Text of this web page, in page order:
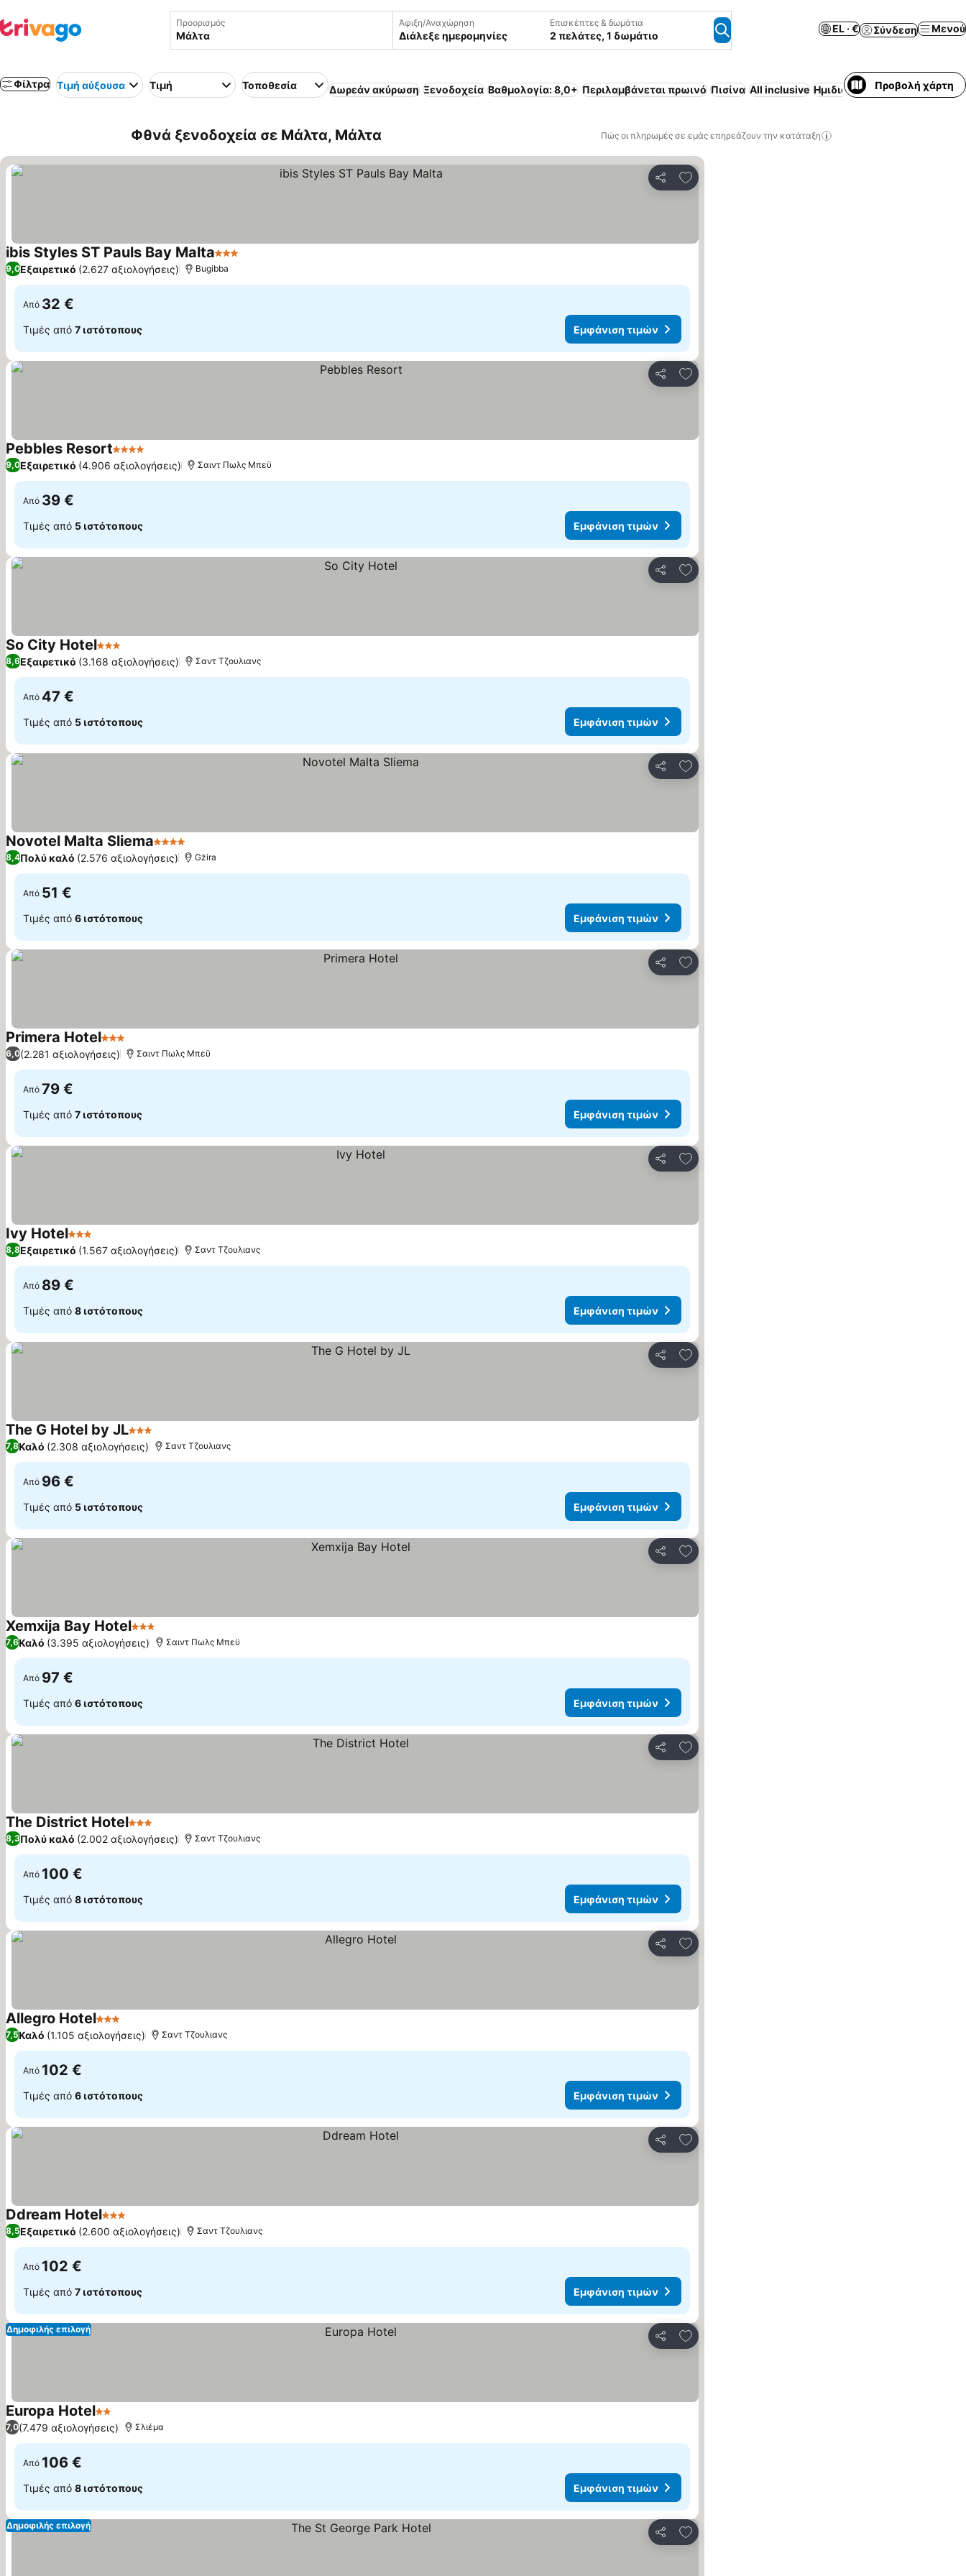
Προορισμός Άφιξη/Αναχώρηση
Διάλεξε ημερομηνίες
Επισκέπτες & δωμάτια
2 πελάτες, 1 δωμάτιο
EL · € Σύνδεση Μενού
Φίλτρα Τιμή αύξουσα Τιμή Τοποθεσία Δωρεάν ακύρωση Ξενοδοχεία Βαθμολογία: 8,0+ Περιλαμβάνεται πρωινό Πισίνα All inclusive Ημιδιατροφή Παραλία
Προβολή χάρτη
Φθνά ξενοδοχεία σε Μάλτα, Μάλτα Πώς οι πληρωμές σε εμάς επηρεάζουν την κατάταξη
Κοινοποίηση
Προσθήκη στα αγαπημένα
ibis Styles ST Pauls Bay Malta3 Αστέρια
9,0Εξαιρετικό (2.627 αξιολογήσεις) Bugibba
Από 32 €
Τιμές από 7 ιστότοπους Εμφάνιση τιμών
Κοινοποίηση
Προσθήκη στα αγαπημένα
Pebbles Resort4 Αστέρια
9,0Εξαιρετικό (4.906 αξιολογήσεις) Σαιντ Πωλς Μπεϋ
Από 39 €
Τιμές από 5 ιστότοπους Εμφάνιση τιμών
Κοινοποίηση
Προσθήκη στα αγαπημένα
So City Hotel3 Αστέρια
8,6Εξαιρετικό (3.168 αξιολογήσεις) Σαντ Τζουλιανς
Από 47 €
Τιμές από 5 ιστότοπους Εμφάνιση τιμών
Κοινοποίηση
Προσθήκη στα αγαπημένα
Novotel Malta Sliema4 Αστέρια
8,4Πολύ καλό (2.576 αξιολογήσεις) Gżira
Από 51 €
Τιμές από 6 ιστότοπους Εμφάνιση τιμών
Κοινοποίηση
Προσθήκη στα αγαπημένα
Primera Hotel3 Αστέρια
6,0(2.281 αξιολογήσεις) Σαιντ Πωλς Μπεϋ
Από 79 €
Τιμές από 7 ιστότοπους Εμφάνιση τιμών
Κοινοποίηση
Προσθήκη στα αγαπημένα
Ivy Hotel3 Αστέρια
8,8Εξαιρετικό (1.567 αξιολογήσεις) Σαντ Τζουλιανς
Από 89 €
Τιμές από 8 ιστότοπους Εμφάνιση τιμών
Κοινοποίηση
Προσθήκη στα αγαπημένα
The G Hotel by JL3 Αστέρια
7,8Καλό (2.308 αξιολογήσεις) Σαντ Τζουλιανς
Από 96 €
Τιμές από 5 ιστότοπους Εμφάνιση τιμών
Κοινοποίηση
Προσθήκη στα αγαπημένα
Xemxija Bay Hotel3 Αστέρια
7,6Καλό (3.395 αξιολογήσεις) Σαιντ Πωλς Μπεϋ
Από 97 €
Τιμές από 6 ιστότοπους Εμφάνιση τιμών
Κοινοποίηση
Προσθήκη στα αγαπημένα
The District Hotel3 Αστέρια
8,3Πολύ καλό (2.002 αξιολογήσεις) Σαντ Τζουλιανς
Από 100 €
Τιμές από 8 ιστότοπους Εμφάνιση τιμών
Κοινοποίηση
Προσθήκη στα αγαπημένα
Allegro Hotel3 Αστέρια
7,5Καλό (1.105 αξιολογήσεις) Σαντ Τζουλιανς
Από 102 €
Τιμές από 6 ιστότοπους Εμφάνιση τιμών
Κοινοποίηση
Προσθήκη στα αγαπημένα
Ddream Hotel3 Αστέρια
8,5Εξαιρετικό (2.600 αξιολογήσεις) Σαντ Τζουλιανς
Από 102 €
Τιμές από 7 ιστότοπους Εμφάνιση τιμών
Κοινοποίηση
Προσθήκη στα αγαπημένα
Δημοφιλής επιλογή
Europa Hotel2 Αστέρια
7,0(7.479 αξιολογήσεις) Σλιέμα
Από 106 €
Τιμές από 8 ιστότοπους Εμφάνιση τιμών
Κοινοποίηση
Προσθήκη στα αγαπημένα
Δημοφιλής επιλογή